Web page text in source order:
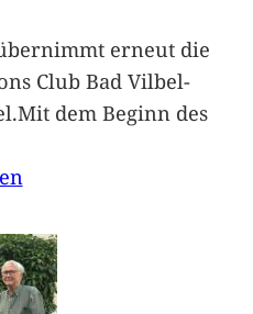
erneut die
Club Bad Vilbel-
dem Beginn des